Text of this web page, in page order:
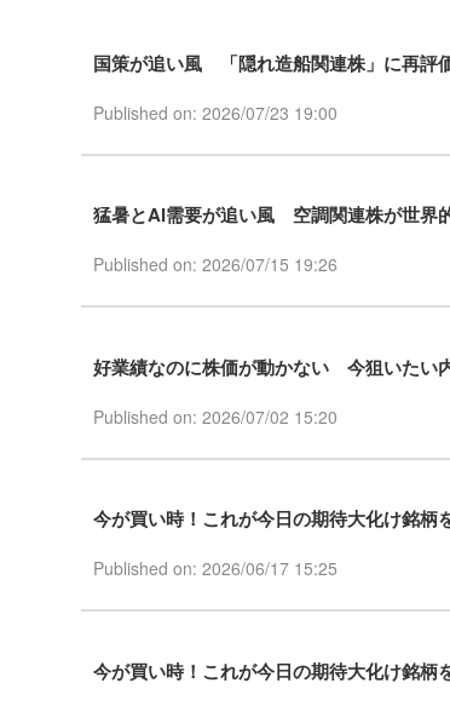
国策が追い風 「隠れ造船関連株」に再評
Published on: 2026/07/23 19:00
猛暑とAI需要が追い風 空調関連株が世界
Published on: 2026/07/15 19:26
好業績なのに株価が動かない 今狙いたい
Published on: 2026/07/02 15:20
今が買い時！これが今日の期待大化け銘柄
Published on: 2026/06/17 15:25
今が買い時！これが今日の期待大化け銘柄